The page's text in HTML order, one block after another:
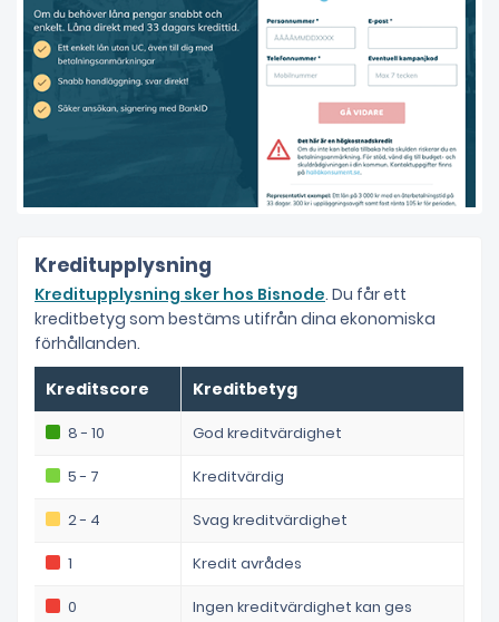
Kreditupplysning
Kreditupplysning sker hos Bisnode. Du får ett
kreditbetyg som bestäms utifrån dina ekonomiska
förhållanden.
Kreditscore Kreditbetyg
8 - 10 God kreditvärdighet
5 - 7 Kreditvärdig
2 - 4 Svag kreditvärdighet
1 Kredit avrådes
0 Ingen kreditvärdighet kan ges